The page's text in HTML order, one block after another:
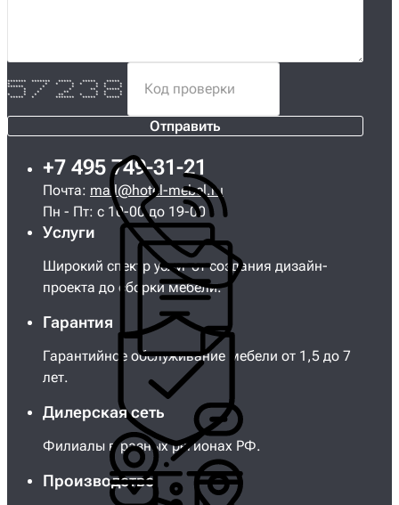
******* ******* ***** ***** *****
* * * * * * * *
****** * * * * *
* * * ** *****
* * ** * * *
* * * ** * * * *
***** * ******* ***** *****
Отправить
+7 495 749-31-21
Почта: mail@hotel-mebel.ru
Пн - Пт: с 10-00 до 19-00
Услуги
Широкий спектр услуг от создания дизайн-
проекта до сборки мебели.
Гарантия
Гарантийное обслуживание мебели от 1,5 до 7
лет.
Дилерская сеть
Филиалы в разных регионах РФ.
Производство